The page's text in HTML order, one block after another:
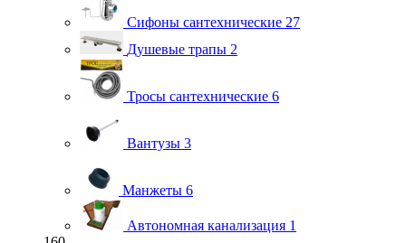
Сифоны сантехнические 27
Душевые трапы 2
Тросы сантехнические 6
Вантузы 3
Манжеты 6
Автономная канализация 1